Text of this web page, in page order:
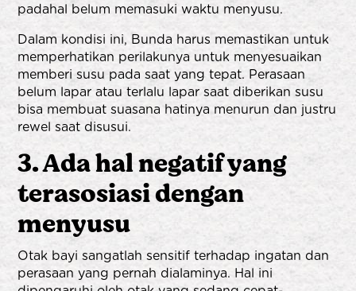
padahal belum memasuki waktu menyusu.
Dalam kondisi ini, Bunda harus memastikan untuk
memperhatikan perilakunya untuk menyesuaikan
memberi susu pada saat yang tepat. Perasaan
belum lapar atau terlalu lapar saat diberikan susu
bisa membuat suasana hatinya menurun dan justru
rewel saat disusui.
3. Ada hal negatif yang
terasosiasi dengan
menyusu
Otak bayi sangatlah sensitif terhadap ingatan dan
perasaan yang pernah dialaminya. Hal ini